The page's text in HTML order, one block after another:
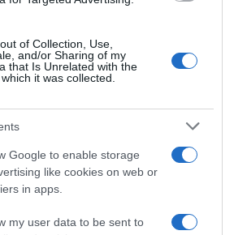
of Collection, Use,
and/or Sharing of my
that Is Unrelated with the
it was collected.
Google to enable storage
like cookies on web or
in apps.
my user data to be sent to
pomi (mele)